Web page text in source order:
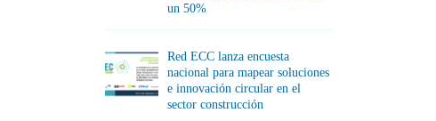
un 50%
Red ECC lanza encuesta
nacional para mapear soluciones
e innovación circular en el
sector construcción